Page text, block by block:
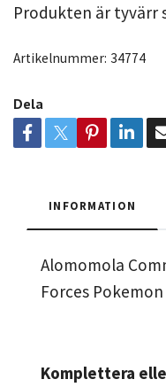
Produkten är tyvärr
Artikelnummer: 34774
Dela
INFORMATION
Alomomola
Forces Pokemon
Komplettera